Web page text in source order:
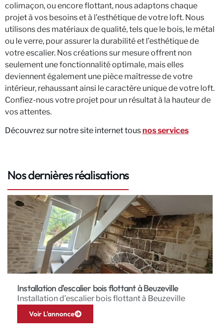
colimaçon, ou encore flottant, nous adaptons chaque
projet à vos besoins et à l’esthétique de votre loft. Nous
utilisons des matériaux de qualité, tels que le bois, le métal
ou le verre, pour assurer la durabilité et l’esthétique de
votre escalier. Nos créations sur mesure offrent non
seulement une fonctionnalité optimale, mais elles
deviennent également une pièce maîtresse de votre
intérieur, rehaussant ainsi le caractère unique de votre loft.
Confiez-nous votre projet pour un résultat à la hauteur de
vos attentes.
Découvrez sur notre site internet tousnos services
Nos dernières réalisations
Installation d'escalier bois flottant à Beuzeville
Installation d’escalier bois flottant à Beuzeville
Voir L'annonce